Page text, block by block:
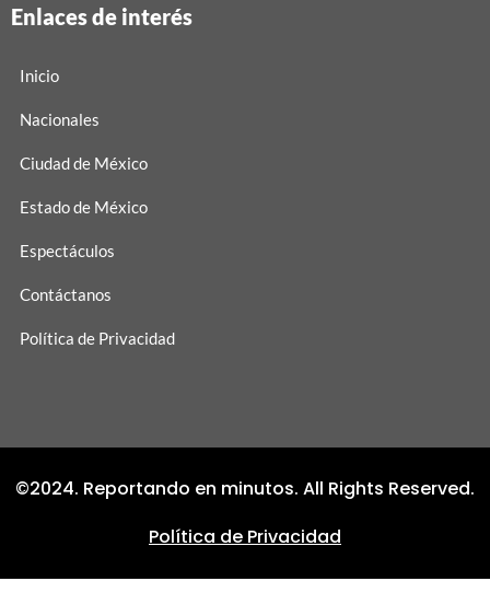
Enlaces de interés
Inicio
Nacionales
Ciudad de México
Estado de México
Espectáculos
Contáctanos
Política de Privacidad
©2024. Reportando en minutos. All Rights Reserved.
Política de Privacidad